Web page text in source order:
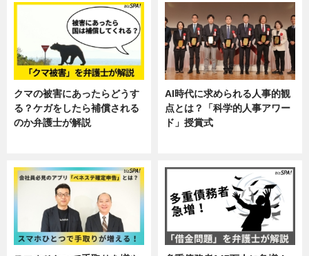
クマの被害にあったらどうす
る？ケガをしたら補償される
のか弁護士が解説
AI時代に求められる人事的観
点とは？「科学的人事アワー
ド」授賞式